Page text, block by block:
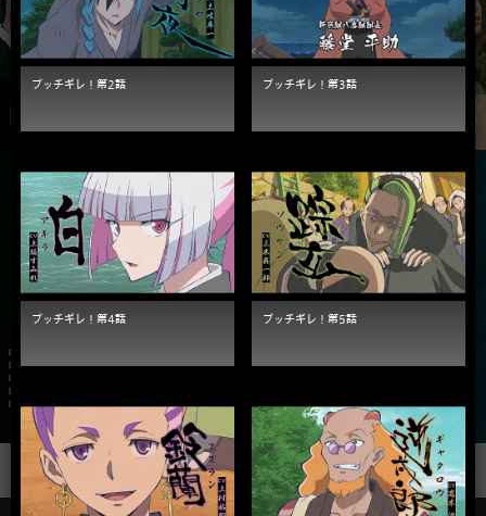
ブッチギレ！第2話 ブッチギレ！第3話
ブッチギレ！第4話 ブッチギレ！第5話